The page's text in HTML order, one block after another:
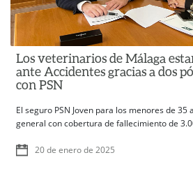
Los veterinarios de Málaga
ante Accidentes gracias a dos
con PSN
El seguro PSN Joven para los menores de 35
general con cobertura de fallecimiento de
20 de enero de 2025